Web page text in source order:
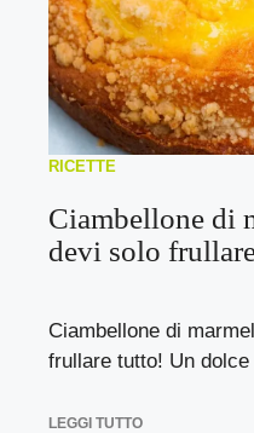
RICETTE
Ciambellone di
devi solo
Ciambellone di
frullare tutto! Un
LEGGI TUTTO